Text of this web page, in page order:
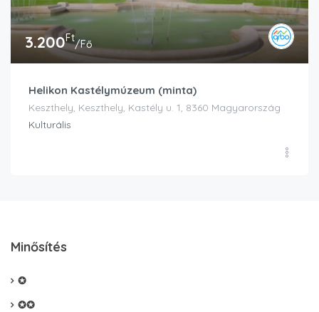
3.200Ft/Fő
Helikon Kastélymúzeum (minta)
Keszthely, Keszthely, Kastély u. 1, 8360 Magyarország
Kulturális
Minősítés
✪
✪✪